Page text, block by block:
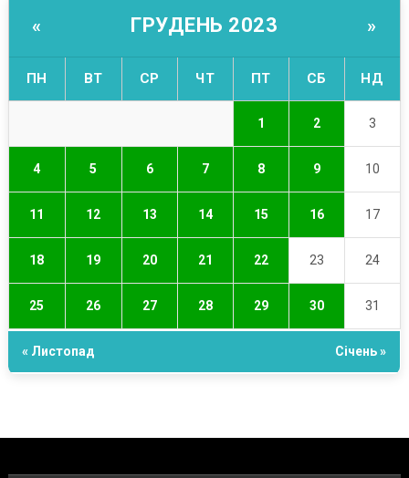
« ГРУДЕНЬ 2023 »
ПН ВТ СР ЧТ ПТ СБ НД
1 2 3
4 5 6 7 8 9 10
11 12 13 14 15 16 17
18 19 20 21 22 23 24
25 26 27 28 29 30 31
« Листопад Січень »